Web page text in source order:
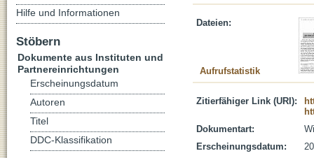
Dateien:
Aufrufstatistik
Zitierfähiger Link (URI):
Dokumentart:
Erscheinungsdatum:
Hilfe und Informationen
Stöbern
Dokumente aus Instituten und
Partnereinrichtungen
Erscheinungsdatum
Autoren
Titel
DDC-Klassifikation